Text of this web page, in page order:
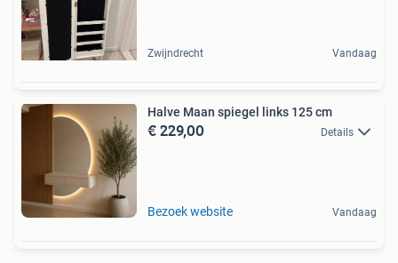
Zwijndrecht Vandaag
Halve Maan spiegel links 125 cm
€ 229,00 Details
Bezoek website Vandaag